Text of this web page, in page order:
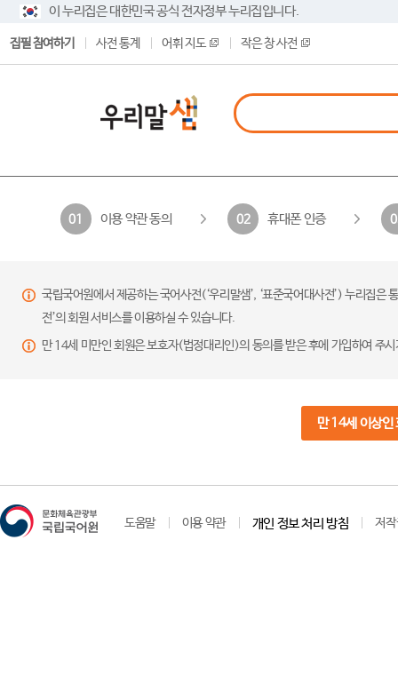
이 누리집은 대한민국 공식 전자정부 누리집입니다.
집필 참여하기 사전 통계 어휘 지도 작은 창 사전
01 이용 약관 동의 02 휴대폰 인증
국립국어원에서 제공하는 국어사전(‘우리말샘’, ‘표준국어대사전’) 누리집
전’의 회원 서비스를 이용하실 수 있습니다.
만 14세 미만인 회원은 보호자(법정대리인)의 동의를 받은 후에 가입하여 주
만 14세 이상인
도움말 이용 약관 개인 정보 처리 방침 저